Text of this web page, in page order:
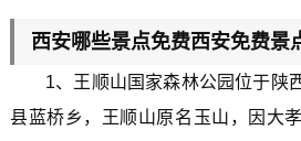
西安哪些景点免费西安免费景
1、王顺山国家森林公园位于陕
县蓝桥乡，王顺山原名玉山，因大